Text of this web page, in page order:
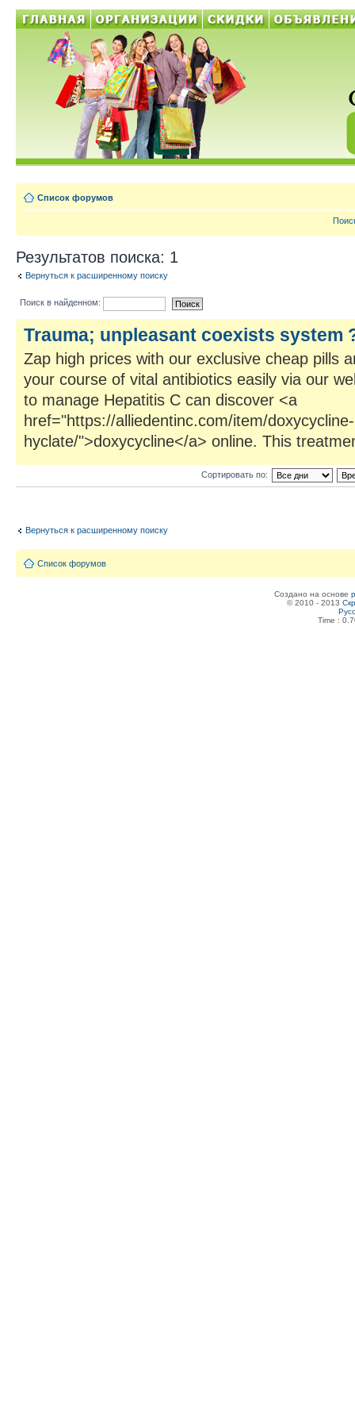
Список форумов
Результатов поиска: 1
Вернуться к расширенному поиску
Поиск в найденном:
Trauma; unpleasant coexists system
Zap high prices with our exclusive cheap pills
your course of vital antibiotics easily via our
to manage Hepatitis C can discover <a
href="https://alliedentinc.com/item/doxycycline-
hyclate/">doxycycline</a> online. This
Сортировать по:
Вернуться к расширенному поиску
Список форумов
Создано на основе
© 2010 - 2013
Time :